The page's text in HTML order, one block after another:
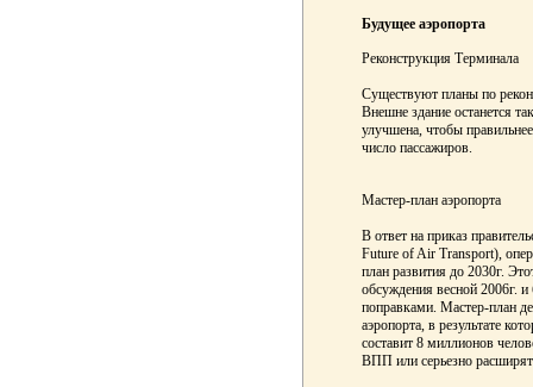
Будущее аэропорта
Реконструкция Терминала
Существуют планы по
Внешне здание останется
улучшена, чтобы
число пассажиров.
Мастер-план аэропорта
В ответ на приказ
Future of Air Transport),
план развития до 2030г.
обсуждения весной 2006г.
поправками. Мастер-план
аэропорта, в результате
составит 8 миллионов
ВПП или серьезно